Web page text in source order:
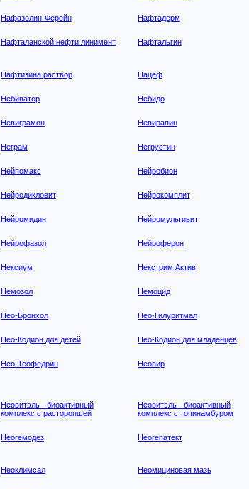
Нафазолин-Ферейн Нафтадерм
Нафталанской нефти линимент Нафтальгин
Нафтизина раствор Нацеф
Небиватор Небидо
Невиграмон Невирапин
Неграм Негрустин
Нейпомакс Нейробион
Нейродикловит Нейрокомплит
Нейромидин Нейромультивит
Нейрофазол Нейроферон
Нексиум Некстрим Актив
Немозол Немоцид
Нео-Бронхол Нео-Гилуритмал
Нео-Кодион для детей Нео-Кодион для младенцев
Нео-Теофедрин Неовир
Неовитэль - биоактивный
комплекс с расторопшей
Неовитэль - биоактивный
комплекс с топинамбуром
Неогемодез Неогепатект
Неоклимсал Неомициновая мазь